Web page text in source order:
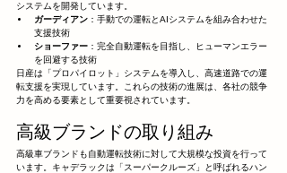
システムを開発しています。
ガーディアン ：手動での運転とAIシステムを組み合わせた
支援技術
ショーファー ：完全自動運転を目指し、ヒューマンエラー
を回避する技術
日産は「プロパイロット」システムを導入し、高速道路での運
転支援を実現しています。これらの技術の進展は、各社の競争
力を高める要素として重要視されています。
高級ブランドの取り組み
高級車ブランドも自動運転技術に対して大規模な投資を行って
います。キャデラックは「スーパークルーズ」と呼ばれるハン